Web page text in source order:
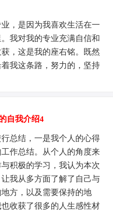
，是因为我喜欢生活在一
我对我的专业充满自信和
，这是我的座右铭。既然
我这条路，努力的，坚持
自我介绍4
总结，一是我个人的心得
作总结。从个人的角度来
积极的学习，我认为本次
我从多方面了解了自己与
方，以及需要保持的地
收获了很多的人生感性材